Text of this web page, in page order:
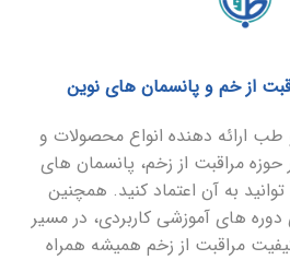
از خم و پانسمان های نوین
طب ارائه دهنده انواع محصولات و
مراقبت از زخم، پانسمان های
به آن اعتماد کنید. همچنین
دوره های آموزشی کاربردی، در مسیر
مراقبت از زخم همیشه همراه